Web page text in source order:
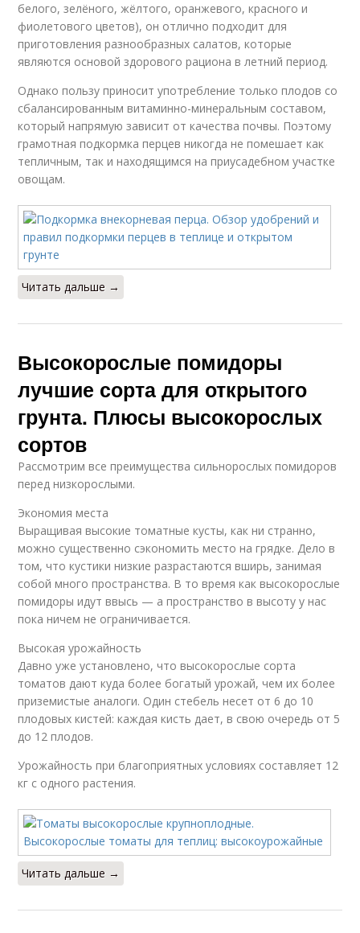
белого, зелёного, жёлтого, оранжевого, красного и
фиолетового цветов), он отлично подходит для
приготовления разнообразных салатов, которые
являются основой здорового рациона в летний период.
Однако пользу приносит употребление только плодов со
сбалансированным витаминно-минеральным составом,
который напрямую зависит от качества почвы. Поэтому
грамотная подкормка перцев никогда не помешает как
тепличным, так и находящимся на приусадебном участке
овощам.
Читать дальше →
Высокорослые помидоры
лучшие сорта для открытого
грунта. Плюсы высокорослых
сортов
Рассмотрим все преимущества сильнорослых помидоров
перед низкорослыми.
Экономия места
Выращивая высокие томатные кусты, как ни странно,
можно существенно сэкономить место на грядке. Дело в
том, что кустики низкие разрастаются вширь, занимая
собой много пространства. В то время как высокорослые
помидоры идут ввысь — а пространство в высоту у нас
пока ничем не ограничивается.
Высокая урожайность
Давно уже установлено, что высокорослые сорта
томатов дают куда более богатый урожай, чем их более
приземистые аналоги. Один стебель несет от 6 до 10
плодовых кистей: каждая кисть дает, в свою очередь от 5
до 12 плодов.
Урожайность при благоприятных условиях составляет 12
кг с одного растения.
Читать дальше →